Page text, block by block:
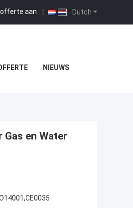
Dutch
aan |
NIEUWS
en Water